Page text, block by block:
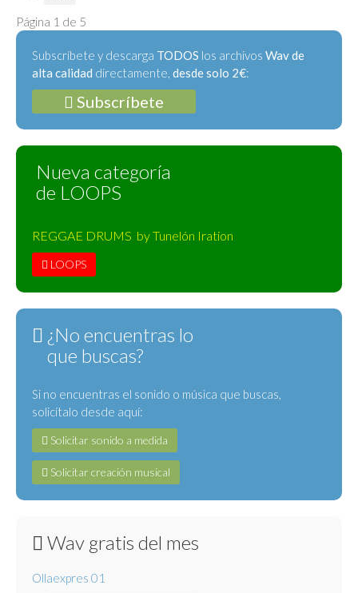
Página 1 de 5
Subscríbete y descarga TODOS los archivos Wav de
alta calidad directamente, desde solo 2€:
Subscríbete
Nueva categoría
de LOOPS
REGGAE DRUMS by Tunelón Iration
LOOPS
¿No encuentras lo
que buscas?
Si no encuentras el sonido o música que buscas,
solicítalo desde aquí:
Solicitar sonido a medida
Solicitar creación musical
Wav gratis del mes
Ollaexpres 01